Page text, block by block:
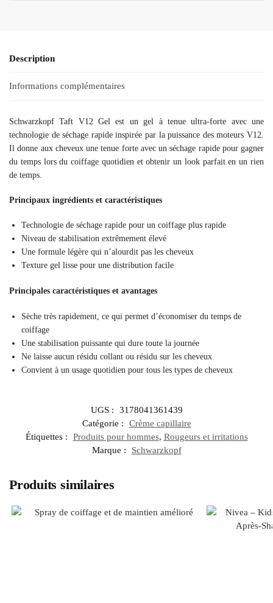
Description
Informations complémentaires
Schwarzkopf Taft V12 Gel est un gel à tenue ultra-forte avec une
technologie de séchage rapide inspirée par la puissance des moteurs V12.
Il donne aux cheveux une tenue forte avec un séchage rapide pour gagner
du temps lors du coiffage quotidien et obtenir un look parfait en un rien
de temps.
Principaux ingrédients et caractéristiques
Technologie de séchage rapide pour un coiffage plus rapide
Niveau de stabilisation extrêmement élevé
Une formule légère qui n’alourdit pas les cheveux
Texture gel lisse pour une distribution facile
Principales caractéristiques et avantages
Sèche très rapidement, ce qui permet d’économiser du temps de
coiffage
Une stabilisation puissante qui dure toute la journée
Ne laisse aucun résidu collant ou résidu sur les cheveux
Convient à un usage quotidien pour tous les types de cheveux
UGS :
3178041361439
Catégorie :
Crème capillaire
Étiquettes :
Produits pour hommes, Rougeurs et irritations
Marque :
Schwarzkopf
Produits similaires